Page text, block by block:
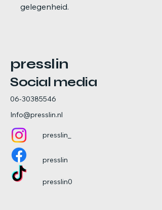
gelegenheid.
presslin
Social media
06-30385546
Info@presslin.nl
presslin_
presslin
presslin0